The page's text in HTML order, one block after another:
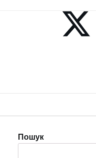
Пошук